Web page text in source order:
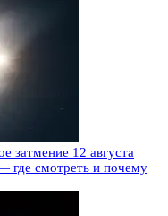
затмение 12 августа
где смотреть и почему